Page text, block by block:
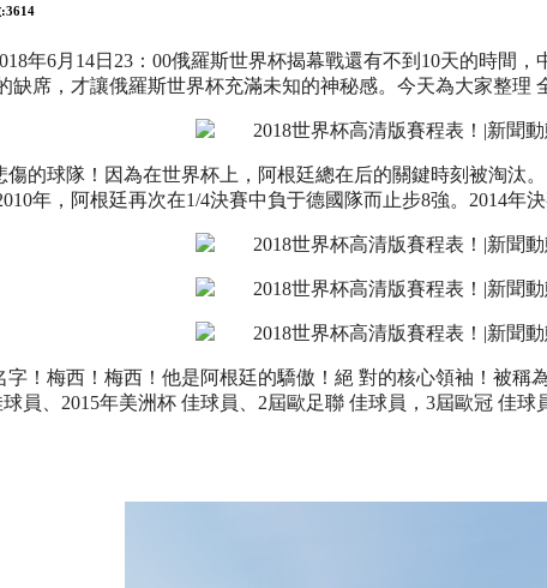
年6月14日23：00俄羅斯世界杯揭幕戰還有不到10天的時間
缺席，才讓俄羅斯世界杯充滿未知的神秘感。今天為大家整理
的球隊！因為在世界杯上，阿根廷總在后的關鍵時刻被淘汰
年，阿根廷再次在1/4決賽中負于德國隊而止步8強。2014年
！梅西！梅西！他是阿根廷的驕傲！絕 對的核心領袖 ！被稱
員、2015年美洲杯 佳球員、2屆歐足聯 佳球員，3屆歐冠